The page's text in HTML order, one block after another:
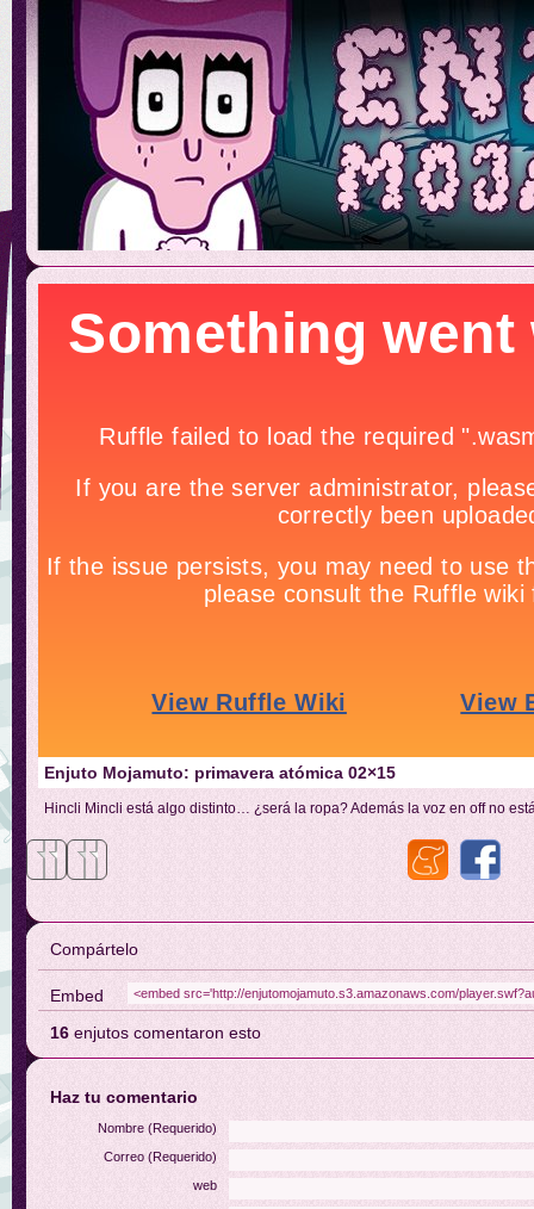
Enjuto Mojamuto: primavera atómica 02×15
Hincli Mincli está algo distinto… ¿será la ropa? Además la voz en off no
Compártelo
Embed
16 enjutos comentaron esto
Haz tu comentario
Nombre (Requerido)
Correo (Requerido)
web